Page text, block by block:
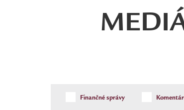
Finančné správy